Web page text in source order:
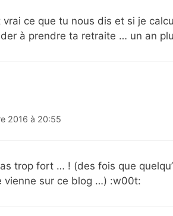
vrai ce que tu nous dis et si je
à prendre ta retraite … un an
2016 à 20:55
trop fort … ! (des fois que
vienne sur ce blog …) :w00t: